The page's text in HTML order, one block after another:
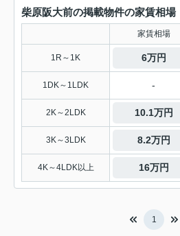
柴原阪大前の掲載物件の家賃相場
家賃相場
1R～1K 6万円
1DK～1LDK -
2K～2LDK 10.1万円
3K～3LDK 8.2万円
4K～4LDK以上 16万円
1